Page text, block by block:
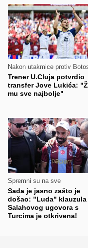
Nakon utakmice protiv
Trener U.Cluja potvrdio
transfer Jove Lukića:
mu sve najbolje"
Spremni su na sve
Sada je jasno zašto je
došao: "Luda" klauzula
Salahovog ugovora s
Turcima je otkrivena!